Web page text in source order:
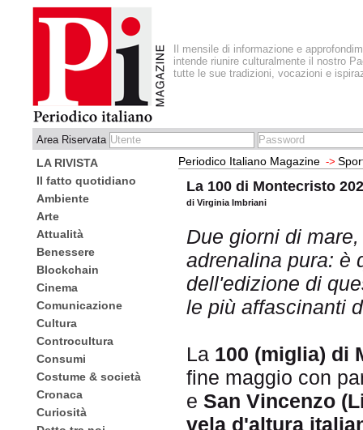
Il mensile di informazione e
intende riunire culturalmente il nostro
tutte le sue tradizioni, vocazioni e
Area Riservata
LA RIVISTA
Il fatto quotidiano
Ambiente
Arte
Attualità
Benessere
Blockchain
Cinema
Comunicazione
Cultura
Controcultura
Consumi
Costume & società
Cronaca
Curiosità
Periodico Italiano Magazine ->
La 100 di Montecristo
di Virginia Imbriani
Due giorni di
adrenalina pura: è
dell'edizione di
le più affascinanti
La 100 (miglia) di
fine maggio con
e San Vincenzo
vela d'altura